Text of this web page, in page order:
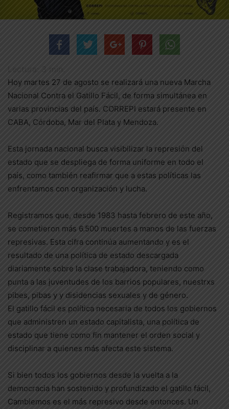
Hoy martes 27 de agosto se realizará una nueva Marcha
Nacional Contra el Gatillo Fácil, de forma simultánea en
varias provincias del país. CORREPI estará presente en
CABA, Córdoba, Mar del Plata y Mendoza.
Esta jornada nacional busca visibilizar la represión del
estado que se despliega de forma uniforme en todo el
país, como también reafirmar que a estas políticas las
enfrentamos con organización y lucha.
Registramos que, desde 1983 hasta febrero de este año,
se cometieron más 6.500 muertes a manos de las fuerzas
represivas. Esta cifra continúa aumentando y es el
resultado de una política de estado descargada
diariamente sobre la clase trabajadora, teniendo como
punta a las juventudes de los barrios populares, nuestrxs
pibes, pibas y y disidencias sexuales y de género.
El gatillo fácil es política necesaria de todos los gobiernos
que administren un estado capitalista, una política de
estado que tiene como fin mantener el orden social y
disciplinar a quienes más afecta este sistema.
Si bien todos los gobiernos desde la vuelta a la
democracia han sostenido y profundizado el gatillo fácil,
Cambiemos es el más represivo desde entonces. Un